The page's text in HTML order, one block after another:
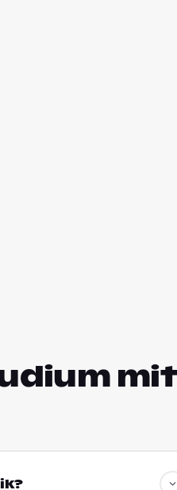
mit